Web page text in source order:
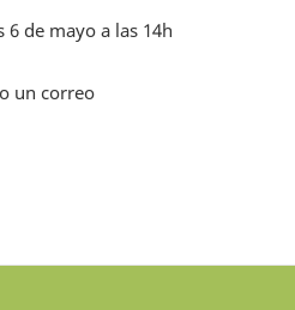
de mayo a las 14h
un correo